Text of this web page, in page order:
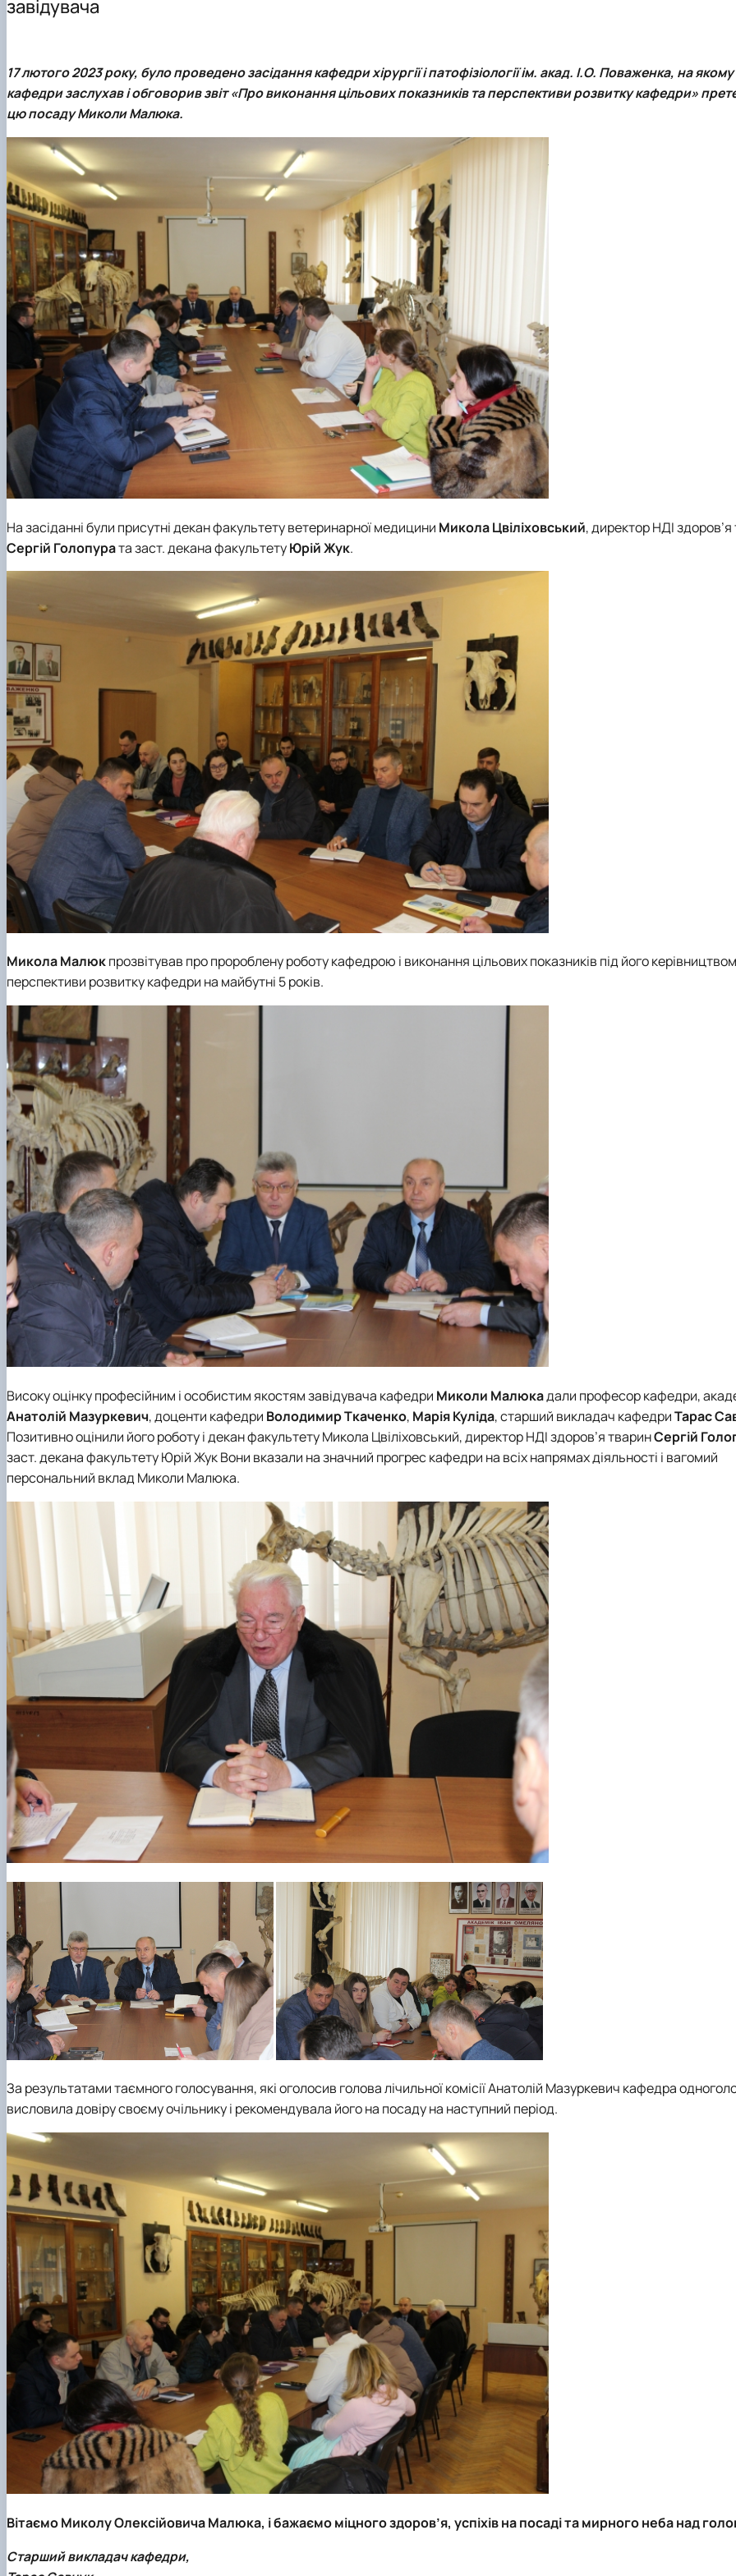
Conference proceedings
завідувача
17 лютого 2023 року, було проведено засідання кафедри хірургії і патофізіології ім. акад. І.О. Поваженка, на
кафедри заслухав і обговорив звіт «Про виконання цільових показників та перспективи розвитку кафедри»
цю посаду Миколи Малюка.
На засіданні були присутні декан факультету ветеринарної медицини Микола Цвіліховський, директор НДІ
Сергій Голопурата заст. декана факультетуЮрій Жук.
Микола Малюкпрозвітував про пророблену роботу кафедрою і виконання цільових показників під його
перспективи розвитку кафедри на майбутні 5 років.
Високу оцінку професійним і особистим якостям завідувача кафедри Миколи Малюкадали професор кафедри,
Анатолій Мазуркевич, доценти кафедри Володимир Ткаченко, Марія Куліда, старший викладач кафедриТарас
Позитивно оцінили його роботу і декан факультету Микола Цвіліховський, директор НДІ здоров’я тваринСергій
заст. декана факультету Юрій Жук Вони вказали на значний прогрес кафедри на всіх напрямах діяльності і вагомий
персональний вклад Миколи Малюка.
За результатами таємного голосування, які оголосив голова лічильної комісії Анатолій Мазуркевич кафедра
висловила довіру своєму очільнику і рекомендувала його на посаду на наступний період.
ВітаємоМиколу Олексійовича Малюка, і бажаємо міцного здоров’я, успіхів на посаді та мирного неба над
Старший викладач кафедри,